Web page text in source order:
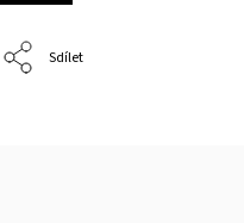
Sdílet